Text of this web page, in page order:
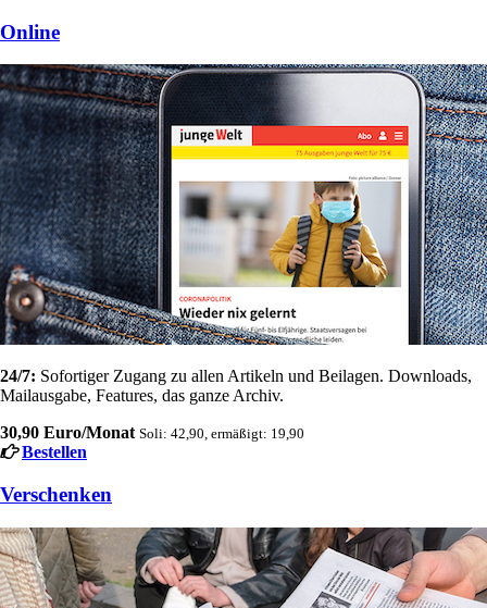
Online
24/7: Sofortiger Zugang zu allen Artikeln und Beilagen. Downloads,
Mailausgabe, Features, das ganze Archiv.
30,90 Euro/Monat Soli: 42,90, ermäßigt: 19,90
Bestellen
Verschenken